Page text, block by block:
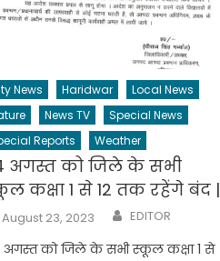
News Haridwar
Local News
News TV
Special News
Reports
Weather
अगस्त को जिले के सभी
कक्षा 1 से 12 तक रहेंगे बंद |
Posted
on
August 23, 2023 Author
EDITOR
अगस्त को जिले के सभी स्कूल कक्षा 1 से